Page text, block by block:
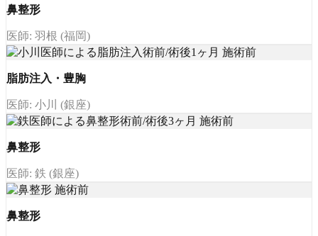
鼻整形
医師: 羽根 (福岡)
脂肪注入・豊胸
医師: 小川 (銀座)
鼻整形
医師: 鉄 (銀座)
鼻整形